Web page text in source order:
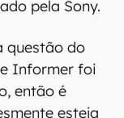
ou apenas
com sua
de ambos os